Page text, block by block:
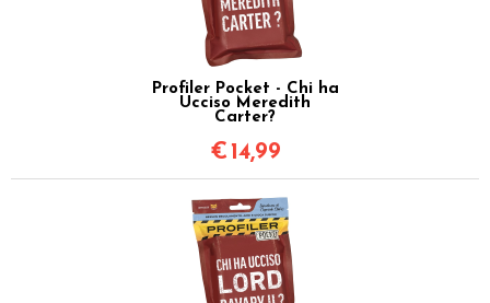
Profiler Pocket - Chi ha
Ucciso Meredith
Carter?
€ 14,99